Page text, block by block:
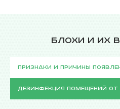
Блохи и их
Признаки и причины
Дезинфекция помещений от